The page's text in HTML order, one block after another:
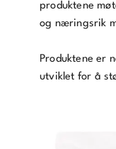
produktene
og næringsrik
Produktene er
utviklet for å